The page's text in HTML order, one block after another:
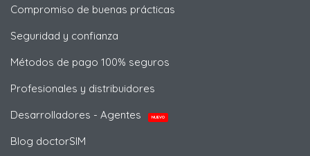
Compromiso de buenas prácticas
Seguridad y confianza
Métodos de pago 100% seguros
Profesionales y distribuidores
Desarrolladores - Agentes
NUEVO
Blog doctorSIM